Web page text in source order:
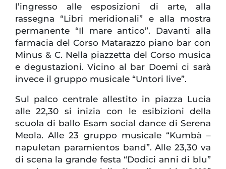
l’ingresso alle esposizioni di arte, alla
rassegna “Libri meridionali” e alla mostra
permanente “Il mare antico”. Davanti alla
farmacia del Corso Matarazzo piano bar con
Minus & C. Nella piazzetta del Corso musica
e degustazioni. Vicino al bar Doemi ci sarà
invece il gruppo musicale “Untori live”.
Sul palco centrale allestito in piazza Lucia
alle 22,30 si inizia con le esibizioni della
scuola di ballo Esam social dance di Serena
Meola. Alle 23 gruppo musicale “Kumbà –
napuletan paramientos band”. Alle 23,30 va
di scena la grande festa “Dodici anni di blu”